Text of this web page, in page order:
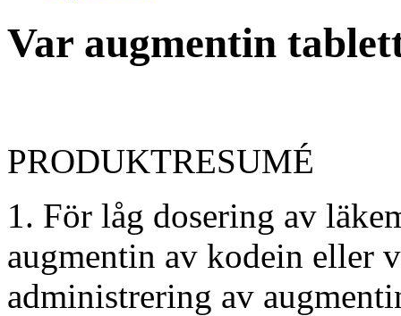
Var augmentin
PRODUKTRESUMÉ
1. För låg dosering av
augmentin av kodein eller
administrering av